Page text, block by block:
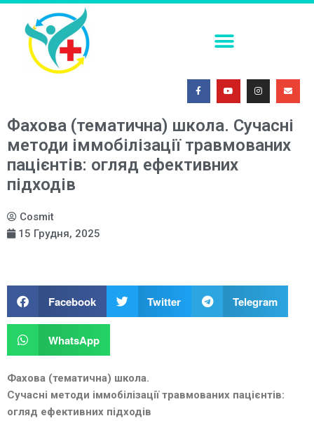
Фахова (тематична) школа. Сучасні
методи іммобілізації травмованих
пацієнтів: огляд ефективних
підходів
Cosmit
15 Грудня, 2025
Facebook Twitter Telegram
WhatsApp
Фахова (тематична) школа.
Сучасні методи іммобілізації травмованих пацієнтів:
огляд ефективних підходів